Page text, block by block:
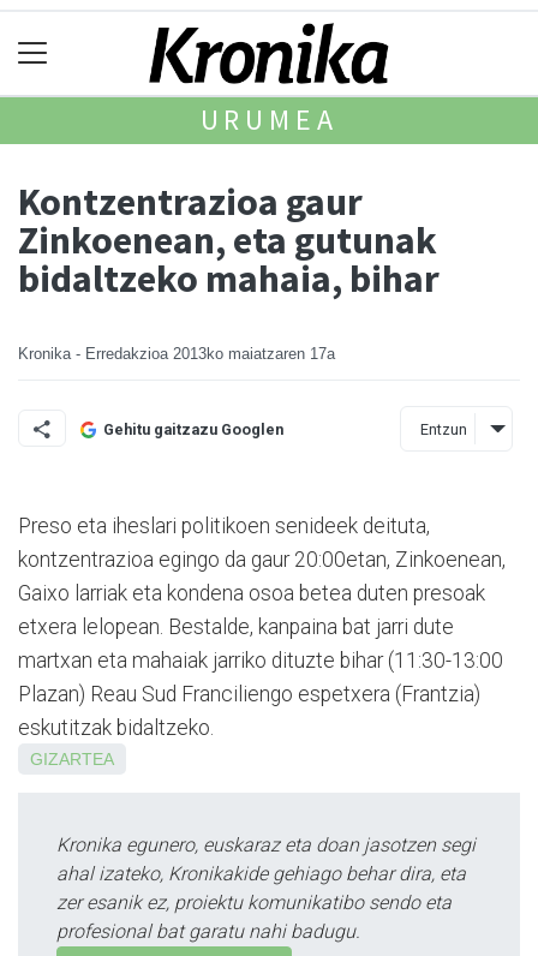
URUMEA
Kontzentrazioa gaur
Zinkoenean, eta gutunak
bidaltzeko mahaia, bihar
Kronika - Erredakzioa 2013ko maiatzaren 17a
Gehitu gaitzazu Googlen Entzun
Preso eta iheslari politikoen senideek deituta,
kontzentrazioa egingo da gaur 20:00etan, Zinkoenean,
Gaixo larriak eta kondena osoa betea duten presoak
etxera lelopean. Bestalde, kanpaina bat jarri dute
martxan eta mahaiak jarriko dituzte bihar (11:30-13:00
Plazan) Reau Sud Franciliengo espetxera (Frantzia)
eskutitzak bidaltzeko.
GIZARTEA
Kronika egunero, euskaraz eta doan jasotzen segi
ahal izateko, Kronikakide gehiago behar dira, eta
zer esanik ez, proiektu komunikatibo sendo eta
profesional bat garatu nahi badugu.